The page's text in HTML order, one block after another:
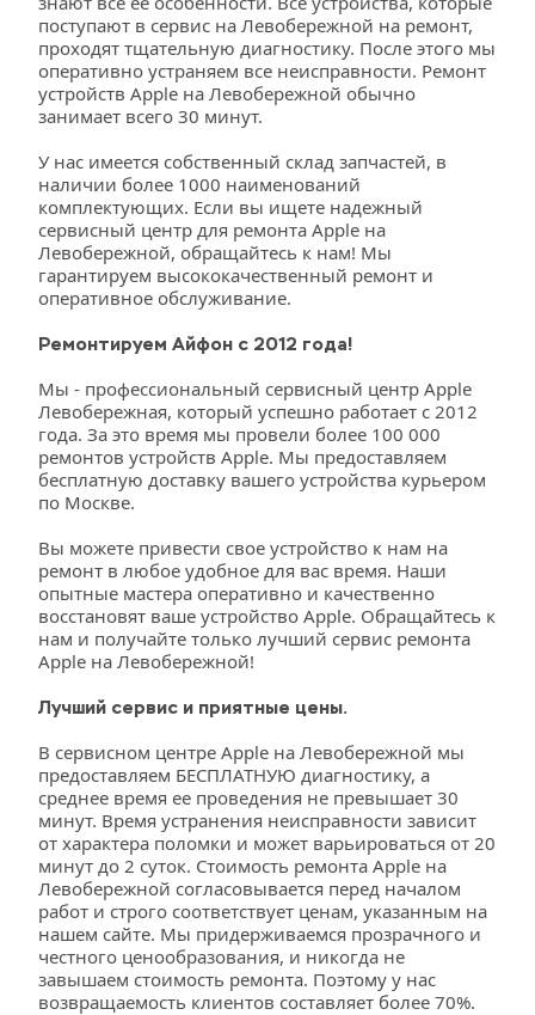
поступают в сервис на Левобережной на ремонт,
проходят тщательную диагностику. После этого мы
оперативно устраняем все неисправности. Ремонт
устройств Apple на Левобережной обычно
занимает всего 30 минут.
У нас имеется собственный склад запчастей, в
наличии более 1000 наименований
комплектующих. Если вы ищете надежный
сервисный центр для ремонта Apple на
Левобережной, обращайтесь к нам! Мы
гарантируем высококачественный ремонт и
оперативное обслуживание.
Ремонтируем Айфон с 2012 года!
Мы - профессиональный сервисный центр Apple
Левобережная, который успешно работает с 2012
года. За это время мы провели более 100 000
ремонтов устройств Apple. Мы предоставляем
бесплатную доставку вашего устройства курьером
по Москве.
Вы можете привести свое устройство к нам на
ремонт в любое удобное для вас время. Наши
опытные мастера оперативно и качественно
восстановят ваше устройство Apple. Обращайтесь к
нам и получайте только лучший сервис ремонта
Apple на Левобережной!
Лучший сервис и приятные цены.
В сервисном центре Apple на Левобережной мы
предоставляем БЕСПЛАТНУЮ диагностику, а
среднее время ее проведения не превышает 30
минут. Время устранения неисправности зависит
от характера поломки и может варьироваться от 20
минут до 2 суток. Стоимость ремонта Apple на
Левобережной согласовывается перед началом
работ и строго соответствует ценам, указанным на
нашем сайте. Мы придерживаемся прозрачного и
честного ценообразования, и никогда не
завышаем стоимость ремонта. Поэтому у нас
возвращаемость клиентов составляет более 70%.